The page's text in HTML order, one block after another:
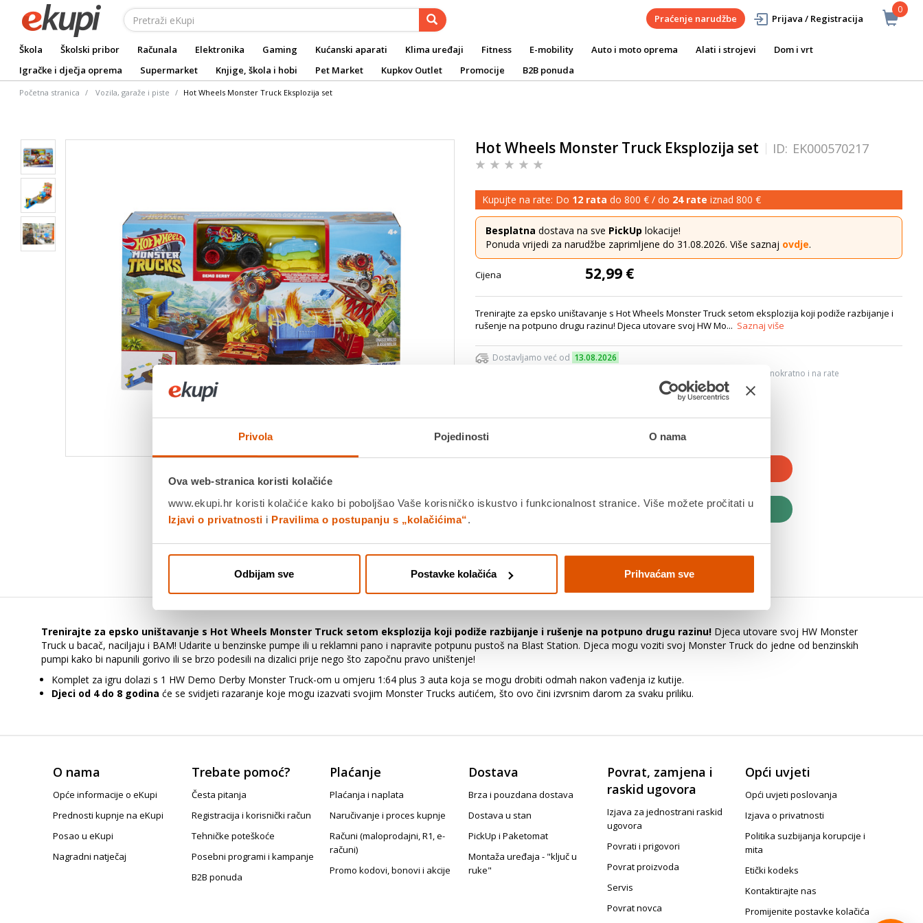
Privola Pojedinosti O nama
Ova web-stranica koristi kolačiće
www.ekupi.hr koristi kolačiće kako bi poboljšao Vaše korisničko iskustvo i funkcionalnost stranice. Više možete pročitati u
Izjavi o privatnosti i Pravilima o postupanju s „kolačićima“.
Odbijam sve Postavke kolačića Prihvaćam sve
0
Praćenje narudžbe Prijava / Registracija
Škola Školski pribor Računala Elektronika Gaming Kućanski aparati Klima uređaji Fitness E-mobility Auto i moto oprema Alati i strojevi
Dom i vrt
Igračke i dječja oprema
Supermarket Knjige, škola i hobi Pet Market Kupkov Outlet Promocije B2B ponuda
Početna stranica Vozila, garaže i piste Hot Wheels Monster Truck Eksplozija set
Hot Wheels Monster Truck Eksplozija set ID: EK000570217
Kupujte na rate: Do 12 rata do 800 € / do 24 rate iznad 800 €
Besplatna dostava na sve PickUp lokacije!
Ponuda vrijedi za narudžbe zaprimljene do 31.08.2026. Više saznaj ovdje.
Cijena 52,99 €
Trenirajte za epsko uništavanje s Hot Wheels Monster Truck setom eksplozija koji podiže razbijanje i
rušenje na potpuno drugu razinu! Djeca utovare svoj HW Mo... Saznaj više
Dostavljamo već od 13.08.2026
Platite gotovinom pri preuzimanju, Internet bankarstvom, karticama jednokratno i na rate
KUPITE ODMAH
Detalji proizvoda Specifikacije
Trenirajte za epsko uništavanje s Hot Wheels Monster Truck setom eksplozija koji podiže razbijanje i rušenje na potpuno drugu razinu! Djeca utovare svoj HW Monster
Truck u bacač, naciljaju i BAM! Udarite u benzinske pumpe ili u reklamni pano i napravite potpunu pustoš na Blast Station. Djeca mogu voziti svoj Monster Truck do jedne od benzinskih
pumpi kako bi napunili gorivo ili se brzo podesili na dizalici prije nego što započnu pravo uništenje!
Komplet za igru ​​dolazi s 1 HW Demo Derby Monster Truck-om u omjeru 1:64 plus 3 auta koja se mogu drobiti odmah nakon vađenja iz kutije.
Djeci od 4 do 8 godina će se svidjeti razaranje koje mogu izazvati svojim Monster Trucks autićem, što ovo čini izvrsnim darom za svaku priliku.
O nama
Opće informacije o eKupi
Prednosti kupnje na eKupi
Posao u eKupi
Nagradni natječaj
Trebate pomoć?
Česta pitanja
Registracija i korisnički račun
Tehničke poteškoće
Posebni programi i kampanje
B2B ponuda
Plaćanje
Plaćanja i naplata
Naručivanje i proces kupnje
Računi (maloprodajni, R1, e-
računi)
Promo kodovi, bonovi i akcije
Dostava
Brza i pouzdana dostava
Dostava u stan
PickUp i Paketomat
Montaža uređaja - "ključ u
ruke"
Povrat, zamjena i
raskid ugovora
Izjava za jednostrani raskid
ugovora
Povrati i prigovori
Povrat proizvoda
Servis
Povrat novca
Opći uvjeti
Opći uvjeti poslovanja
Izjava o privatnosti
Politika suzbijanja korupcije i
mita
Etički kodeks
Kontaktirajte nas
Promijenite postavke kolačića